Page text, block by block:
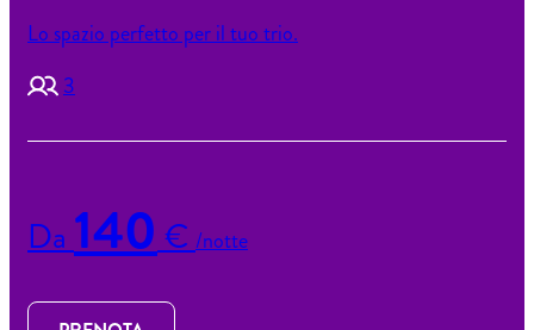
Lo spazio perfetto per il tuo trio.
3
Da140€/notte